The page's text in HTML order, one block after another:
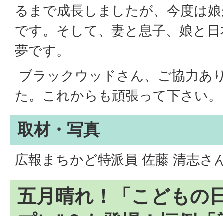
るまで成長しましたが、今度は
です。そして、妻と息子、娘と
夢です。
ブラックウッドさん、ご協力あ
た。これからも頑張って下さい。
取材・写真
広報まちかど特派員 佐藤 清志さ
五月晴れ！「こどもの